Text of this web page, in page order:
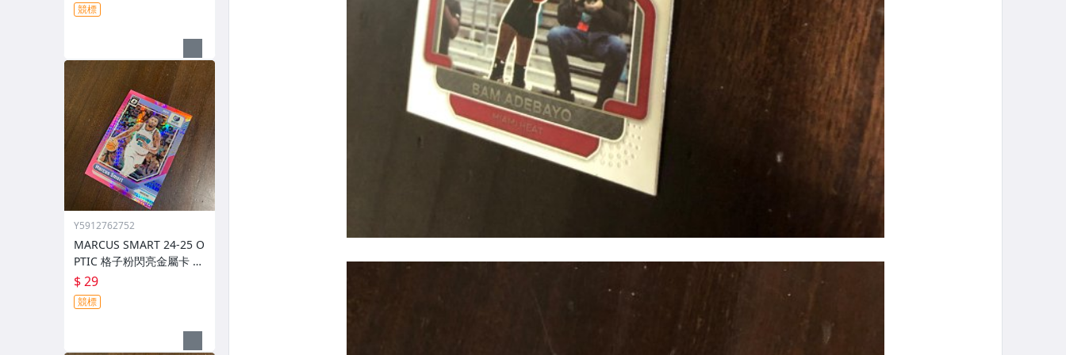
競標
Y5912762752
MARCUS SMART 24-25 O
PTIC 格子粉閃亮金屬卡 編
$ 29
競標